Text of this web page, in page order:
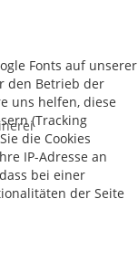
Fonts auf unserer
den Betrieb der
uns helfen, diese
(Tracking
die Cookies
IP-Adresse an
bei einer
der Seite